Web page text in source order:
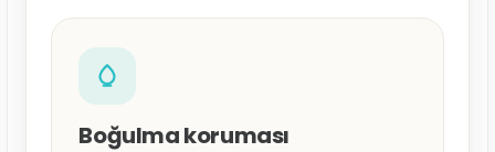
Boğulma koruması